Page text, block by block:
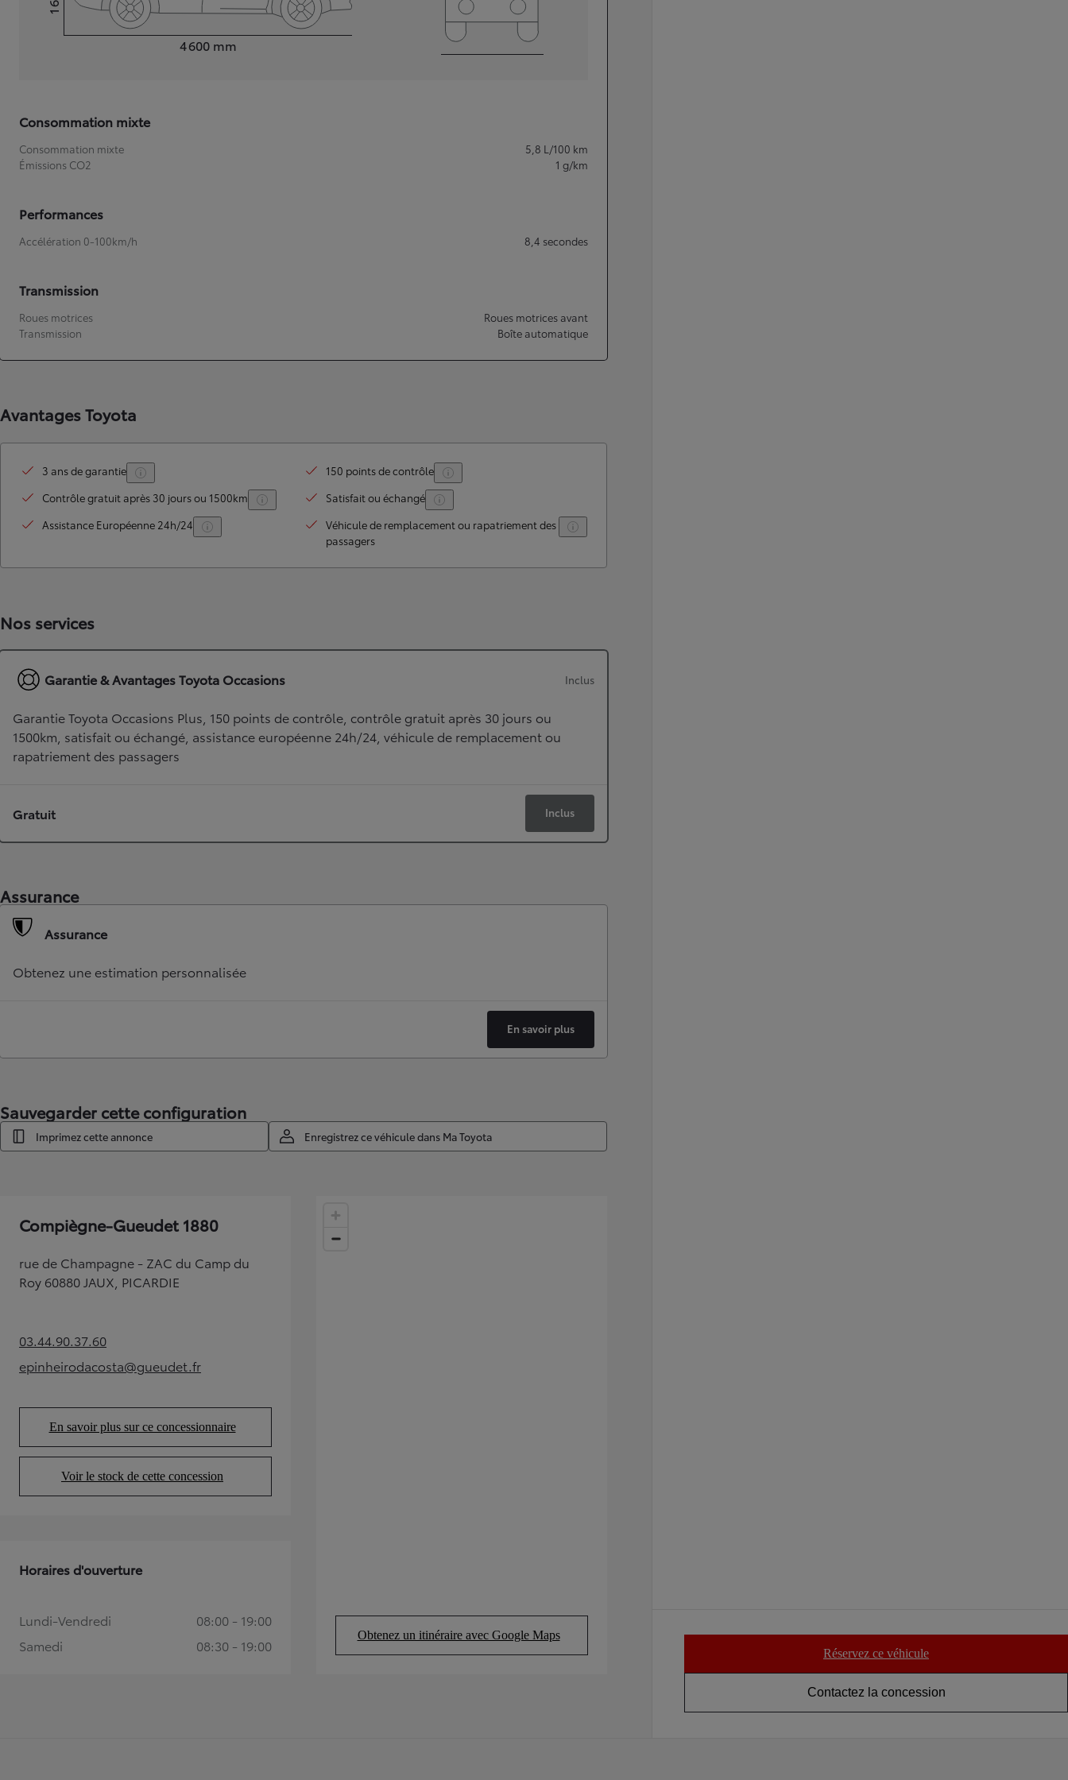
HYBRIDE
Disponible prochainement
TOYOTA C-HR
HYBRIDE OU HYBRIDE RECHARGEABLE
Disponible rapidement
Réservez ce véhicule
Contactez la concession
4 600 mm
Consommation mixte
Consommation mixte 5,8 L/100 km
Émissions CO2
1 g/km
Performances
Accélération 0-100km/h 8,4 secondes
Transmission
Roues motrices
Roues motrices avant
Transmission
Boîte automatique
Avantages Toyota
3 ans de garantie
150 points de contrôle
Contrôle gratuit après 30 jours ou 1500km
Satisfait ou échangé
Assistance Européenne 24h/24
Véhicule de remplacement ou rapatriement des
passagers
Nos services
Garantie & Avantages Toyota Occasions Inclus
Garantie Toyota Occasions Plus, 150 points de contrôle, contrôle gratuit après 30 jours ou
1500km, satisfait ou échangé, assistance européenne 24h/24, véhicule de remplacement ou
rapatriement des passagers
Gratuit Inclus
Assurance
Assurance
Obtenez une estimation personnalisée
En savoir plus
Sauvegarder cette configuration
Imprimez cette annonce Enregistrez ce véhicule dans Ma Toyota
Compiègne-Gueudet 1880
rue de Champagne - ZAC du Camp du
Roy 60880 JAUX, PICARDIE
03.44.90.37.60(Opens in new tab)
epinheirodacosta@gueudet.fr
(Opens in new tab)
En savoir plus sur ce concessionnaire
(Opens in new tab)
Voir le stock de cette concession
(Opens in new tab)
Obtenez un itinéraire avec Google Maps
(Opens in new tab)
Horaires d'ouverture
Lundi-Vendredi
08:00 - 19:00
Samedi
08:30 - 19:00